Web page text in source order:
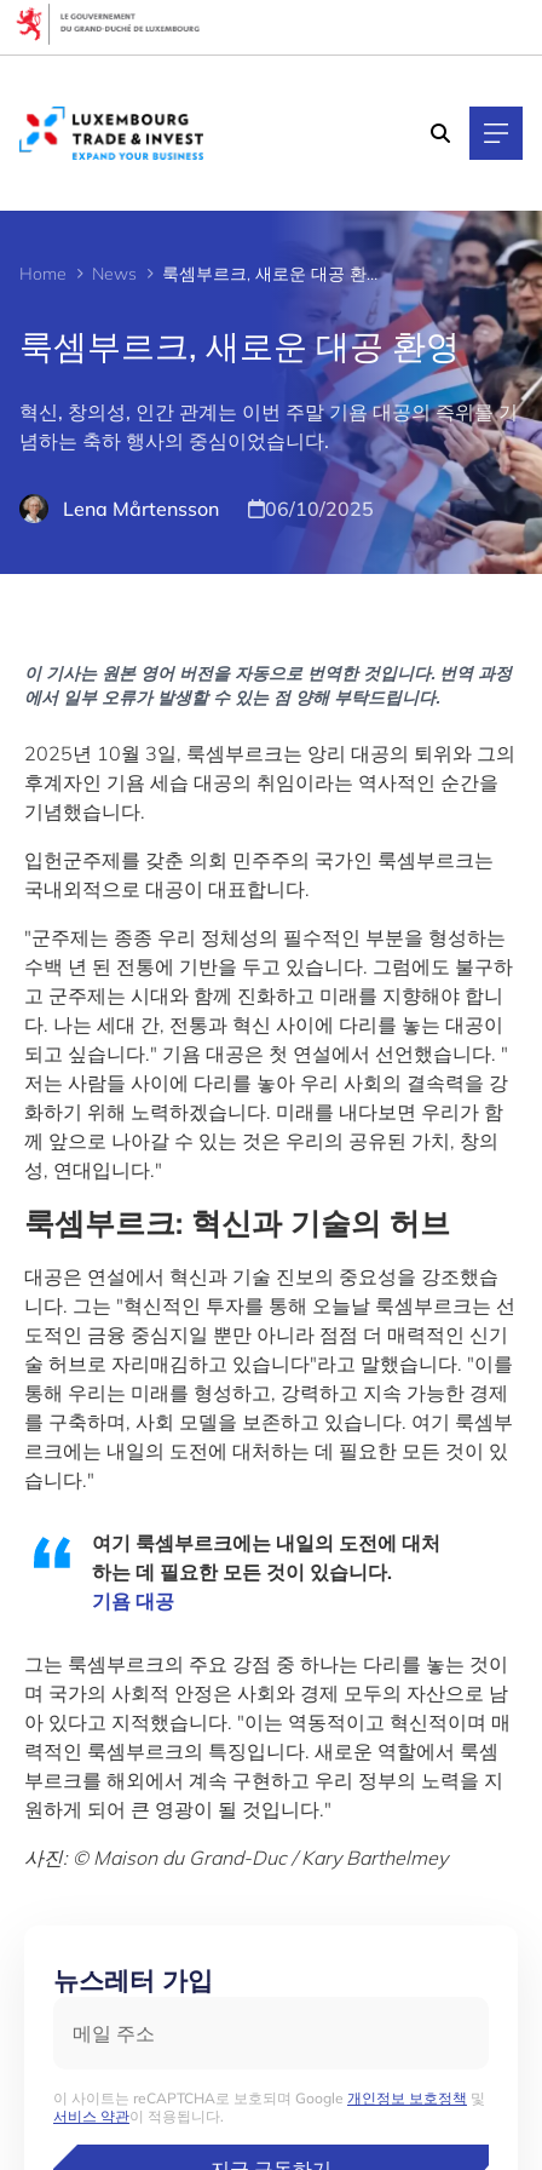
Home News 룩셈부르크, 새로운 대공 환영
룩셈부르크, 새로운 대공 환영
혁신, 창의성, 인간 관계는 이번 주말 기욤 대공의 즉위를 기
념하는 축하 행사의 중심이었습니다.
Lena Mårtensson 06/10/2025
이 기사는 원본 영어 버전을 자동으로 번역한 것입니다. 번역 과정
에서 일부 오류가 발생할 수 있는 점 양해 부탁드립니다.
2025년 10월 3일, 룩셈부르크는 앙리 대공의 퇴위와 그의
후계자인 기욤 세습 대공의 취임이라는 역사적인 순간을
기념했습니다.
입헌군주제를 갖춘 의회 민주주의 국가인 룩셈부르크는
국내외적으로 대공이 대표합니다.
"군주제는 종종 우리 정체성의 필수적인 부분을 형성하는
수백 년 된 전통에 기반을 두고 있습니다. 그럼에도 불구하
고 군주제는 시대와 함께 진화하고 미래를 지향해야 합니
다. 나는 세대 간, 전통과 혁신 사이에 다리를 놓는 대공이
되고 싶습니다." 기욤 대공은 첫 연설에서 선언했습니다. "
저는 사람들 사이에 다리를 놓아 우리 사회의 결속력을 강
화하기 위해 노력하겠습니다. 미래를 내다보면 우리가 함
께 앞으로 나아갈 수 있는 것은 우리의 공유된 가치, 창의
성, 연대입니다."
룩셈부르크: 혁신과 기술의 허브
대공은 연설에서 혁신과 기술 진보의 중요성을 강조했습
니다. 그는 "혁신적인 투자를 통해 오늘날 룩셈부르크는 선
도적인 금융 중심지일 뿐만 아니라 점점 더 매력적인 신기
술 허브로 자리매김하고 있습니다"라고 말했습니다. "이를
통해 우리는 미래를 형성하고, 강력하고 지속 가능한 경제
를 구축하며, 사회 모델을 보존하고 있습니다. 여기 룩셈부
르크에는 내일의 도전에 대처하는 데 필요한 모든 것이 있
습니다."
여기 룩셈부르크에는 내일의 도전에 대처
하는 데 필요한 모든 것이 있습니다.
기욤 대공
그는 룩셈부르크의 주요 강점 중 하나는 다리를 놓는 것이
며 국가의 사회적 안정은 사회와 경제 모두의 자산으로 남
아 있다고 지적했습니다. "이는 역동적이고 혁신적이며 매
력적인 룩셈부르크의 특징입니다. 새로운 역할에서 룩셈
부르크를 해외에서 계속 구현하고 우리 정부의 노력을 지
원하게 되어 큰 영광이 될 것입니다."
사진: © Maison du Grand-Duc / Kary Barthelmey
뉴스레터 가입
이 사이트는 reCAPTCHA로 보호되며 Google 개인정보 보호정책 및
서비스 약관이 적용됩니다.
Cookies management panel